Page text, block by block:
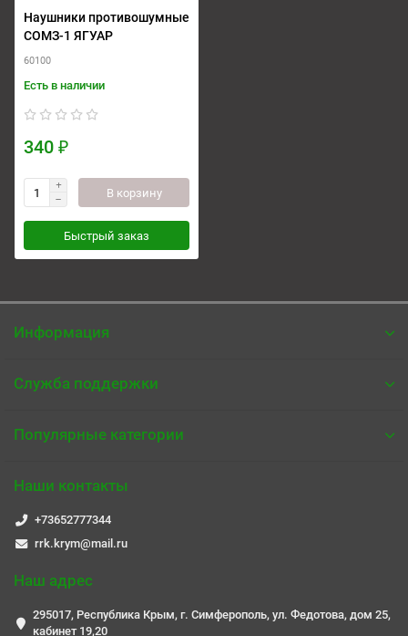
Наушники противошумные
СОМЗ-1 ЯГУАР
60100
Есть в наличии
340 ₽
В корзину
Быстрый заказ
Информация
Служба поддержки
Популярные категории
Наши контакты
+73652777344
rrk.krym@mail.ru
Наш адрес
295017, Республика Крым, г. Симферополь, ул. Федотова, дом 25,
кабинет 19,20